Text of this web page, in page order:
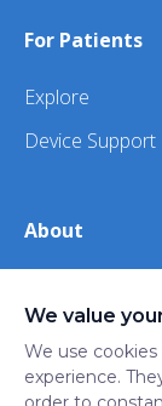
For Patients
Explore
Device Support
About
iHealth
We value
We use
experience.